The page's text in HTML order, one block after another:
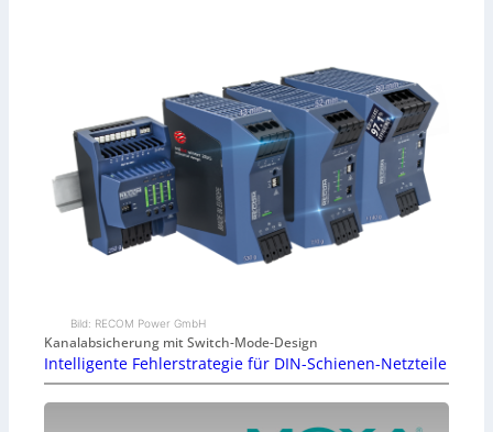
Bild: RECOM Power GmbH
Kanalabsicherung mit Switch-Mode-Design
Intelligente Fehlerstrategie für DIN-Schienen-Netzteile